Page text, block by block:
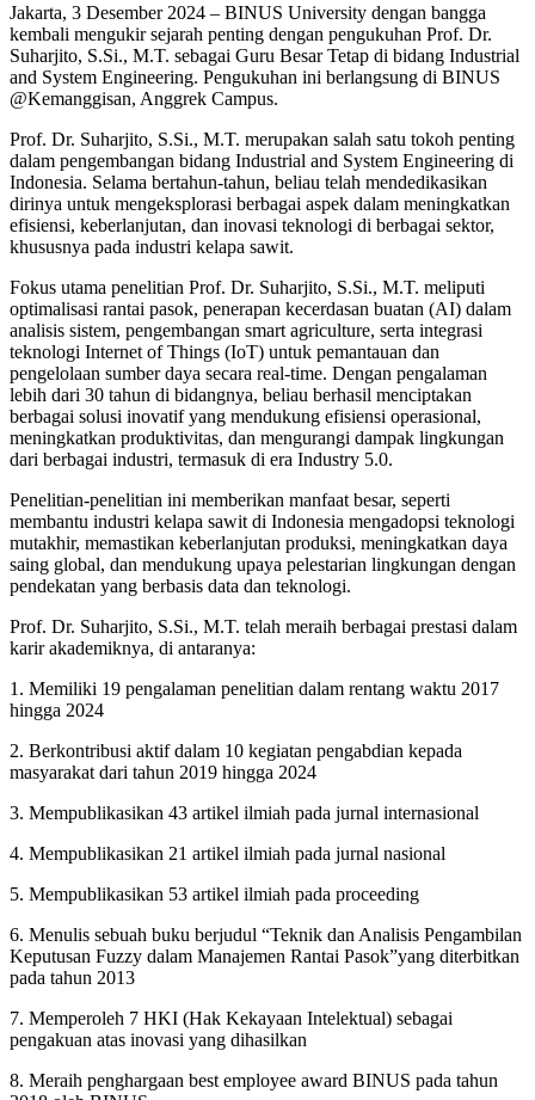
Jakarta, 3 Desember 2024 – BINUS University dengan bangga
kembali mengukir sejarah penting dengan pengukuhan Prof. Dr.
Suharjito, S.Si., M.T. sebagai Guru Besar Tetap di bidang Industrial
and System Engineering. Pengukuhan ini berlangsung di BINUS
@Kemanggisan, Anggrek Campus.
Prof. Dr. Suharjito, S.Si., M.T. merupakan salah satu tokoh penting
dalam pengembangan bidang Industrial and System Engineering di
Indonesia. Selama bertahun-tahun, beliau telah mendedikasikan
dirinya untuk mengeksplorasi berbagai aspek dalam meningkatkan
efisiensi, keberlanjutan, dan inovasi teknologi di berbagai sektor,
khususnya pada industri kelapa sawit.
Fokus utama penelitian Prof. Dr. Suharjito, S.Si., M.T. meliputi
optimalisasi rantai pasok, penerapan kecerdasan buatan (AI) dalam
analisis sistem, pengembangan smart agriculture, serta integrasi
teknologi Internet of Things (IoT) untuk pemantauan dan
pengelolaan sumber daya secara real-time. Dengan pengalaman
lebih dari 30 tahun di bidangnya, beliau berhasil menciptakan
berbagai solusi inovatif yang mendukung efisiensi operasional,
meningkatkan produktivitas, dan mengurangi dampak lingkungan
dari berbagai industri, termasuk di era Industry 5.0.
Penelitian-penelitian ini memberikan manfaat besar, seperti
membantu industri kelapa sawit di Indonesia mengadopsi teknologi
mutakhir, memastikan keberlanjutan produksi, meningkatkan daya
saing global, dan mendukung upaya pelestarian lingkungan dengan
pendekatan yang berbasis data dan teknologi.
Prof. Dr. Suharjito, S.Si., M.T. telah meraih berbagai prestasi dalam
karir akademiknya, di antaranya:
1. Memiliki 19 pengalaman penelitian dalam rentang waktu 2017
hingga 2024
2. Berkontribusi aktif dalam 10 kegiatan pengabdian kepada
masyarakat dari tahun 2019 hingga 2024
3. Mempublikasikan 43 artikel ilmiah pada jurnal internasional
4. Mempublikasikan 21 artikel ilmiah pada jurnal nasional
5. Mempublikasikan 53 artikel ilmiah pada proceeding
6. Menulis sebuah buku berjudul “Teknik dan Analisis Pengambilan
Keputusan Fuzzy dalam Manajemen Rantai Pasok”yang diterbitkan
pada tahun 2013
7. Memperoleh 7 HKI (Hak Kekayaan Intelektual) sebagai
pengakuan atas inovasi yang dihasilkan
8. Meraih penghargaan best employee award BINUS pada tahun